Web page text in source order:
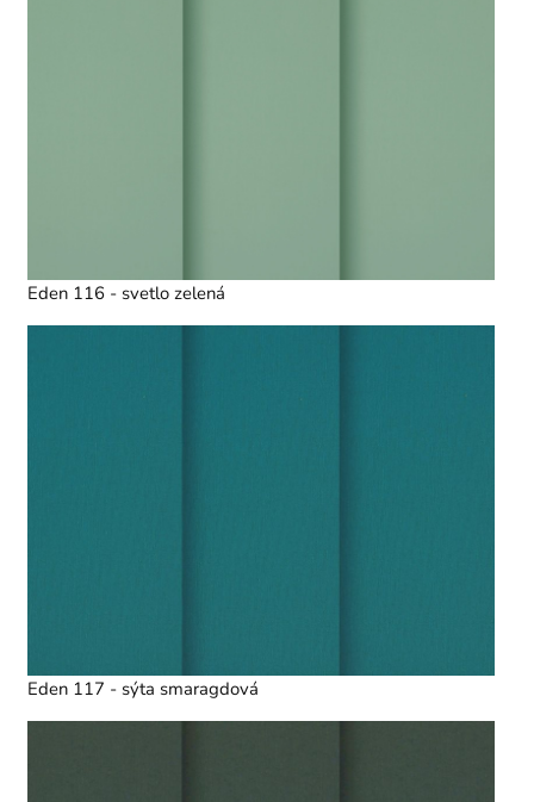
Eden 116 - svetlo zelená
Eden 117 - sýta smaragdová